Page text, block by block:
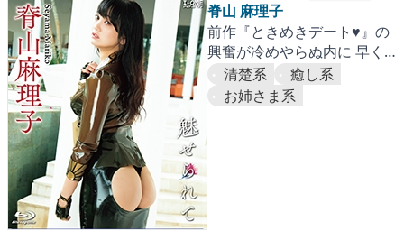
脊山 麻理子
前作『ときめきデート♥』の
興奮が冷めやらぬ内に 早く
も新作がリリース!! 今度の
麻理子サマも攻める攻める!!
清楚系
癒し系
お姉さま系